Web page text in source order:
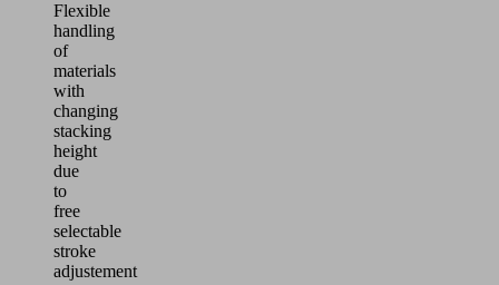
Flexible
handling
of
materials
with
changing
stacking
height
due
to
free
selectable
stroke
adjustement